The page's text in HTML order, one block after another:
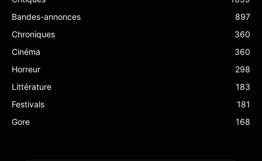
Bandes-annonces
897
Chroniques
360
Cinéma
360
Horreur
298
Littérature
183
Festivals
181
Gore
168